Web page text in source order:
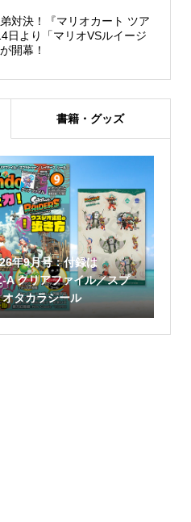
対決！『マリオカート ツア
日より「マリオVSルイージ
開幕！
書籍・グッズ
年9月号：付録は
クリアファイル／スプ
タカラシール